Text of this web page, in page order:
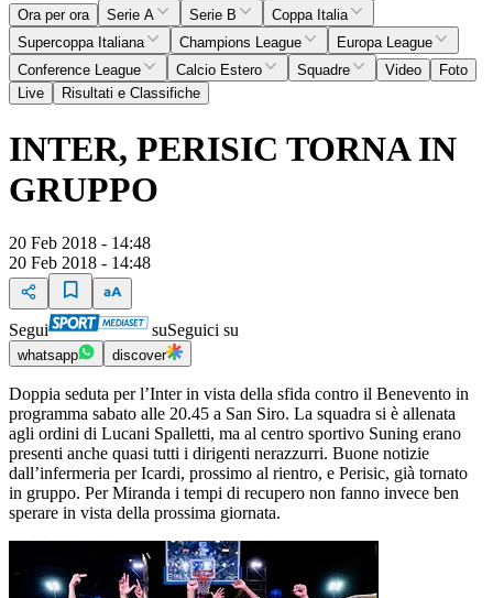
Ora per ora Serie A Serie B
Coppa Italia
Supercoppa Italiana
Champions League
Europa League
Conference League
Calcio Estero Squadre Video
Foto
Live
Risultati e Classifiche
INTER, PERISIC TORNA IN
GRUPPO
20 Feb 2018 - 14:48
20 Feb 2018 - 14:48
Segui suSeguici su
whatsapp discover
Doppia seduta per l’Inter in vista della sfida contro il Benevento in
programma sabato alle 20.45 a San Siro. La squadra si è allenata
agli ordini di Lucani Spalletti, ma al centro sportivo Suning erano
presenti anche quasi tutti i dirigenti nerazzurri. Buone notizie
dall’infermeria per Icardi, prossimo al rientro, e Perisic, già tornato
in gruppo. Per Miranda i tempi di recupero non fanno invece ben
sperare in vista della prossima giornata.